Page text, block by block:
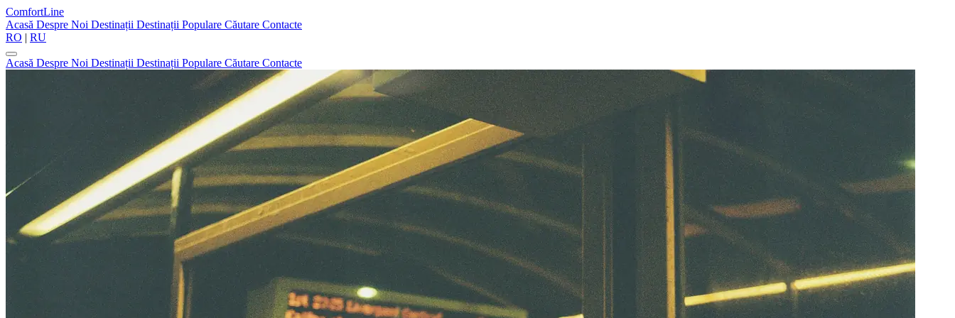
ComfortLine
Acasă Despre Noi Destinații Destinații Populare Căutare Contacte
RO | RU
Acasă Despre Noi Destinații Destinații Populare Căutare Contacte